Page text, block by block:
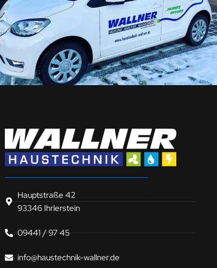
Hauptstraße 42
93346 Ihrlerstein
09441 / 97 45
info@haustechnik-wallner.de